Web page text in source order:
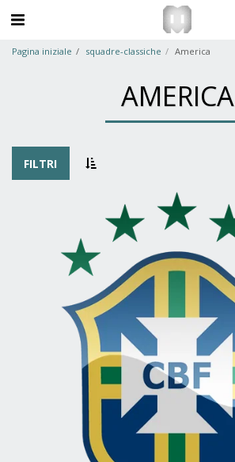
Pagina iniziale squadre-classiche America
AMERICA
FILTRI